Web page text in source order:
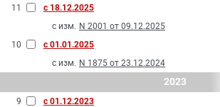
11
с 18.12.2025
с изм. N 2001 от 09.12.2025
10
с 01.01.2025
с изм. N 1875 от 23.12.2024
2023
9
с 01.12.2023